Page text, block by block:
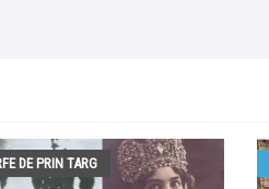
DE PRIN TARG